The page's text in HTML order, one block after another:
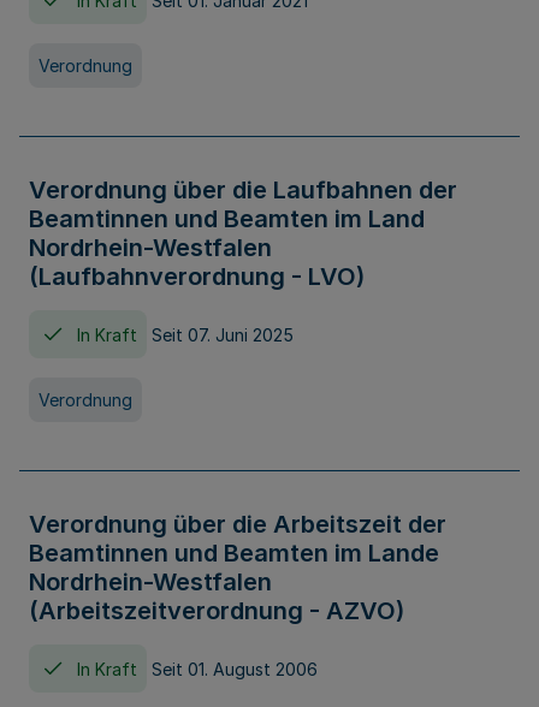
Verordnung
Verordnung über die Laufbahnen der
Beamtinnen und Beamten im Land
Nordrhein-Westfalen
(Laufbahnverordnung - LVO)
In Kraft Seit 07. Juni 2025
Verordnung
Verordnung über die Arbeitszeit der
Beamtinnen und Beamten im Lande
Nordrhein-Westfalen
(Arbeitszeitverordnung - AZVO)
In Kraft Seit 01. August 2006